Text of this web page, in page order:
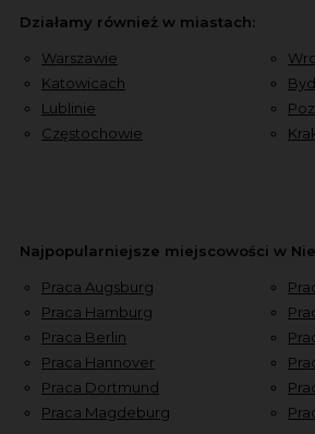
Działamy również w miastach:
Warszawie
Katowicach
Lublinie
Częstochowie
Najpopularniejsze miejscowości w
Praca Augsburg
Praca Hamburg
Praca Berlin
Praca Hannover
Praca Dortmund
Praca Magdeburg